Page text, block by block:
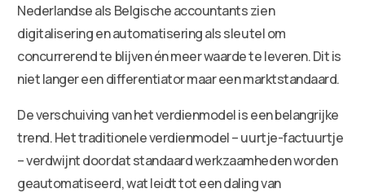
Nederlandse als Belgische accountants zien
digitalisering en automatisering als sleutel om
concurrerend te blijven én meer waarde te leveren. Dit is
niet langer een differentiator maar een marktstandaard.
De verschuiving van het verdienmodel is een belangrijke
trend. Het traditionele verdienmodel – uurtje-factuurtje
– verdwijnt doordat standaard werkzaamheden worden
geautomatiseerd, wat leidt tot een daling van